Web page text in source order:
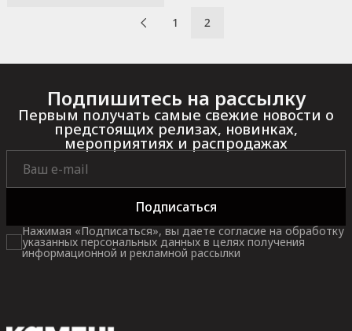
1 2
Подпишитесь на рассылку
Первым получать самые свежие новости о
предстоящих релизах, новинках,
мероприятиях и распродажах
Подписаться
Нажимая «Подписаться», вы даете согласие на обработку
указанных персональных данных в целях получения
информационной и рекламной рассылки